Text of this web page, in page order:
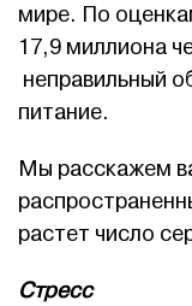
мире. По
17,9 миллиона
неправильный
питание.
Мы расскажем
растет число
Стресс